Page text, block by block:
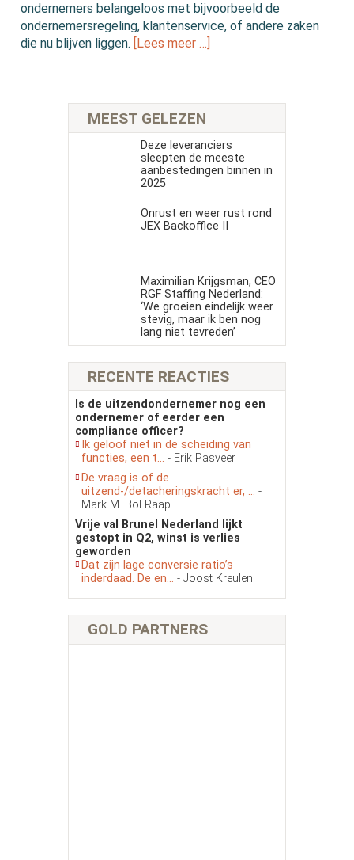
ondernemers belangeloos met bĳvoorbeeld de
ondernemersregeling, klantenservice, of andere zaken
die nu blĳven liggen.
[Lees meer …]
MEEST GELEZEN
Deze leveranciers
sleepten de meeste
aanbestedingen binnen in
2025
Onrust en weer rust rond
JEX Backoffice II
Maximilian Krijgsman, CEO
RGF Staffing Nederland:
‘We groeien eindelijk weer
stevig, maar ik ben nog
lang niet tevreden’
RECENTE REACTIES
Is de uitzendondernemer nog een
ondernemer of eerder een
compliance officer?
Ik geloof niet in de scheiding van
functies, een t... - Erik Pasveer
De vraag is of de
uitzend-/detacheringskracht er, ... -
Mark M. Bol Raap
Vrije val Brunel Nederland lijkt
gestopt in Q2, winst is verlies
geworden
Dat zijn lage conversie ratio’s
inderdaad. De en... - Joost Kreulen
GOLD PARTNERS